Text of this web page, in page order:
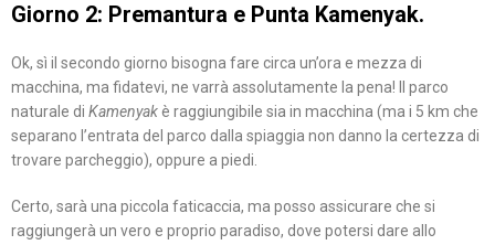
Giorno 2: Premantura e Punta Kamenyak.
Ok, sì il secondo giorno bisogna fare circa un’ora e mezza di
macchina, ma fidatevi, ne varrà assolutamente la pena! Il parco
naturale di Kamenyakè raggiungibile sia in macchina (ma i 5 km che
separano l’entrata del parco dalla spiaggia non danno la certezza di
trovare parcheggio), oppure a piedi.
Certo, sarà una piccola faticaccia, ma posso assicurare che si
raggiungerà un vero e proprio paradiso, dove potersi dare allo